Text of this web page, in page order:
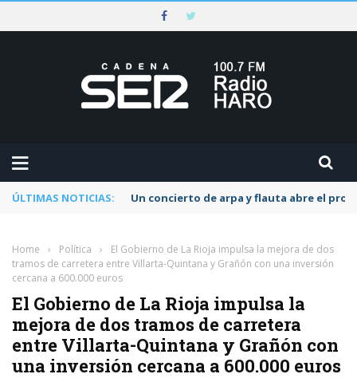
ÚLTIMAS NOTICIAS: Un concierto de arpa y flauta abre el
Home › Política ›
El Gobierno de La Rioja impulsa la mejora de dos
tramos de carretera entre Villarta-Quintana y Grañón con una inversión
cercana a 600.000 euros
El Gobierno de La Rioja impulsa la
mejora de dos tramos de carretera
entre Villarta-Quintana y Grañón con
una inversión cercana a 600.000 euros